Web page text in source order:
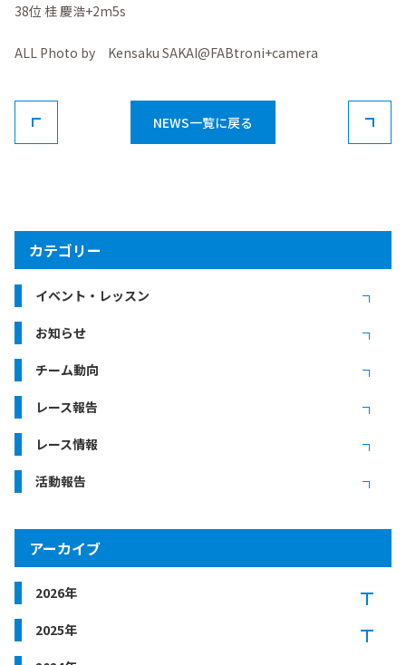
38位 桂 慶浩+2m5s
ALL Photo by Kensaku SAKAI@FABtroni+camera
NEWS一覧に戻る
カテゴリー
イベント・レッスン
お知らせ
チーム動向
レース報告
レース情報
活動報告
アーカイブ
2026年
2025年